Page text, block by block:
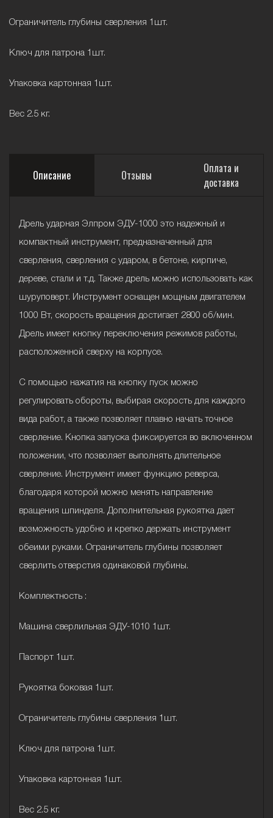
Ограничитель глубины сверления 1шт.
Ключ для патрона 1шт.
Упаковка картонная 1шт.
Вес 2.5 кг.
Описание Отзывы
Оплата и
доставка
Дрель ударная Элпром ЭДУ-1000 это надежный и
компактный инструмент, предназначенный для
сверления, сверления с ударом, в бетоне, кирпиче,
дереве, стали и т.д. Также дрель можно использовать как
шуруповерт. Инструмент оснащен мощным двигателем
1000 Вт, скорость вращения достигает 2800 об/мин.
Дрель имеет кнопку переключения режимов работы,
расположенной сверху на корпусе.
С помощью нажатия на кнопку пуск можно
регулировать обороты, выбирая скорость для каждого
вида работ, а также позволяет плавно начать точное
сверление. Кнопка запуска фиксируется во включенном
положении, что позволяет выполнять длительное
сверление. Инструмент имеет функцию реверса,
благодаря которой можно менять направление
вращения шпинделя. Дополнительная рукоятка дает
возможность удобно и крепко держать инструмент
обеими руками. Ограничитель глубины позволяет
сверлить отверстия одинаковой глубины.
Комплектность :
Машина сверлильная ЭДУ-1010 1шт.
Паспорт 1шт.
Рукоятка боковая 1шт.
Ограничитель глубины сверления 1шт.
Ключ для патрона 1шт.
Упаковка картонная 1шт.
Вес 2.5 кг.